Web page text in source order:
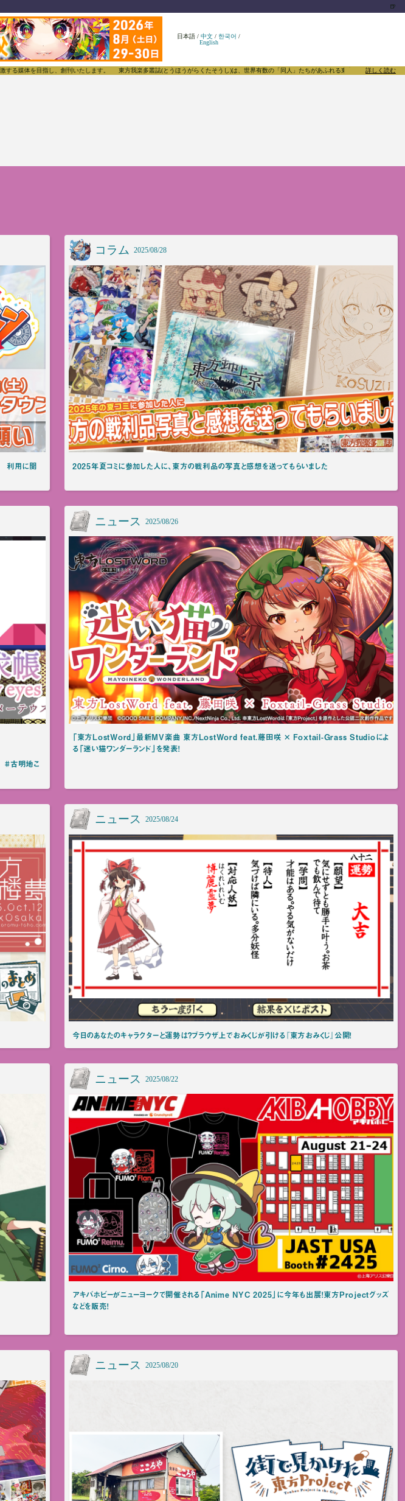
🍺
日本語 /中文 /한국어 /
English
たします。 東方我楽多叢誌(とうほうがらくたそうし)は、世界有数の「同人」たちがあふれる東方Projectについて発信するメディアです。
詳しく読む
利用に関
コラム 2025/08/28
2025年夏コミに参加した人に、東方の戦利品の写真と感想を送ってもらいました
#古明地こ
ニュース 2025/08/26
「東方LostWord」最新MV楽曲 東方LostWord feat.藤田咲 × Foxtail-Grass Studioによ
る「迷い猫ワンダーランド」を発表！
ニュース 2025/08/24
今日のあなたのキャラクターと運勢は？ブラウザ上でおみくじが引ける『東方おみくじ』公開！
ニュース 2025/08/22
アキバホビーがニューヨークで開催される「Anime NYC 2025」に今年も出展！東方Projectグッズ
などを販売！
ニュース 2025/08/20